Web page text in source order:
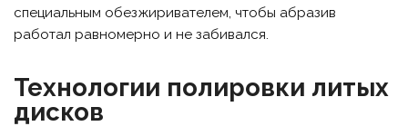
специальным обезжиривателем, чтобы абразив
работал равномерно и не забивался.
Технологии полировки литых
дисков